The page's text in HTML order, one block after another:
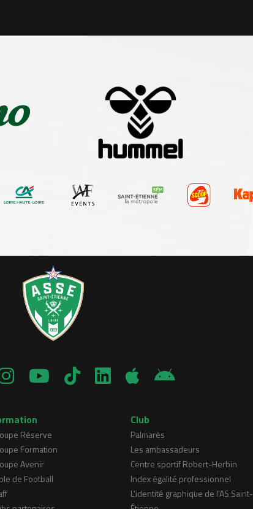
Réserve
Formation
Avenir
de Football
Club
Palmarès
Les ambassadeurs
Centre sportif Robert-Herbin
Index égalité professionnel
L'identité graphique de l'AS Saint-